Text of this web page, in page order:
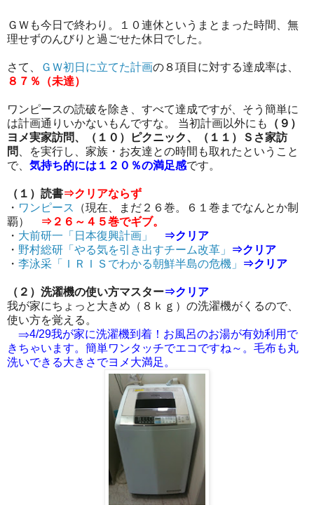
ＧＷも今日で終わり。１０連休というまとまった時間、無
理せずのんびりと過ごせた休日でした。
さて、 ＧＷ初日に立てた計画の８項目に対する達成率は、
８７％（未達）
ワンピースの読破を除き、すべて達成ですが、そう簡単に
は計画通りいかないもんですな。 当初計画以外にも
（９）
ヨメ実家訪問、（１０）ピクニック、（１１）Ｓさ家訪
問
、を実行し、家族・お友達との時間も取れたということ
で、 気持ち的には１２０％の満足感です。
（１）読書⇒クリアならず
・ ワンピース
（現在、まだ２６巻。６１巻までなんとか制
覇）
⇒２６～４５巻でギブ。
・ 大前研一「日本復興計画」
⇒クリア
・ 野村総研「やる気を引き出すチーム改革」
⇒クリア
・ 李泳采「ＩＲＩＳでわかる朝鮮半島の危機」 ⇒クリア
（２）洗濯機の使い方マスター⇒クリア
我が家にちょっと大きめ（８ｋｇ）の洗濯機がくるので、
使い方を覚える。
⇒4/29我が家に洗濯機到着！お風呂のお湯が有効利用で
きちゃいます。簡単ワンタッチでエコですね～。毛布も丸
洗いできる大きさでヨメ大満足。